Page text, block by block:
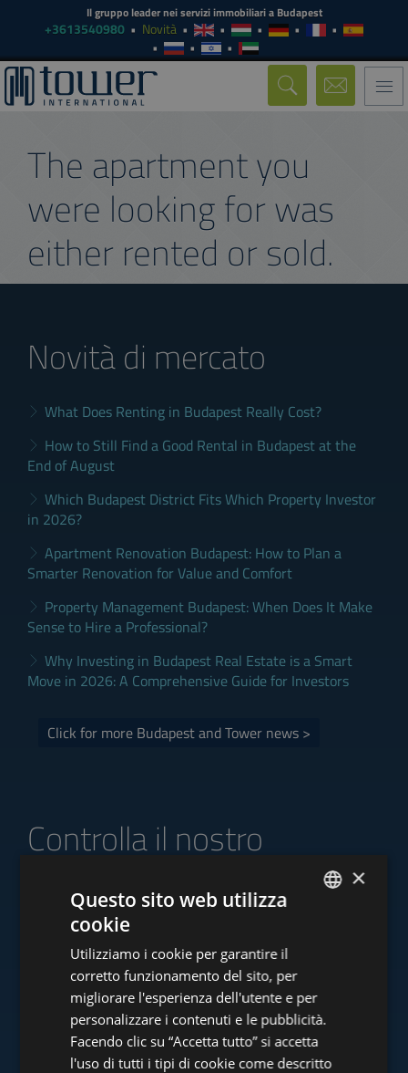
Il gruppo leader nei servizi immobiliari a Budapest
+3613540980 Novità
The apartment you
were looking for was
either rented or sold.
Novità di mercato
What Does Renting in Budapest Really Cost?
How to Still Find a Good Rental in Budapest at the
End of August
Which Budapest District Fits Which Property Investor
in 2026?
Apartment Renovation Budapest: How to Plan a
Smarter Renovation for Value and Comfort
Property Management Budapest: When Does It Make
Sense to Hire a Professional?
Why Investing in Budapest Real Estate is a Smart
Move in 2026: A Comprehensive Guide for Investors
Click for more Budapest and Tower news >
Controlla il nostro
www.tower-investments.com
www.towerassistance.com
FRENCH
ITALIAN
×
Questo sito web utilizza
cookie
Utilizziamo i cookie per garantire il
corretto funzionamento del sito, per
migliorare l'esperienza dell'utente e per
personalizzare i contenuti e le pubblicità.
Facendo clic su “Accetta tutto” si accetta
l'uso di tutti i tipi di cookie come descritto